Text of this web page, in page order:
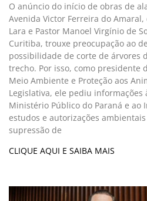
O anúncio do início de obras de
Avenida Victor Ferreira do
Lara e Pastor Manoel Virgínio de
Curitiba, trouxe preocupação ao
possibilidade de corte de árvores
trecho. Por isso, como presidente
Meio Ambiente e Proteção aos
Legislativa, ele pediu
Ministério Público do Paraná e ao
estudos e autorizações
supressão de
CLIQUE AQUI E SAIBA MAIS